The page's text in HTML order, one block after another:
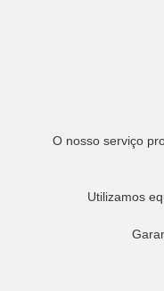
O nosso serviço
Utilizamos